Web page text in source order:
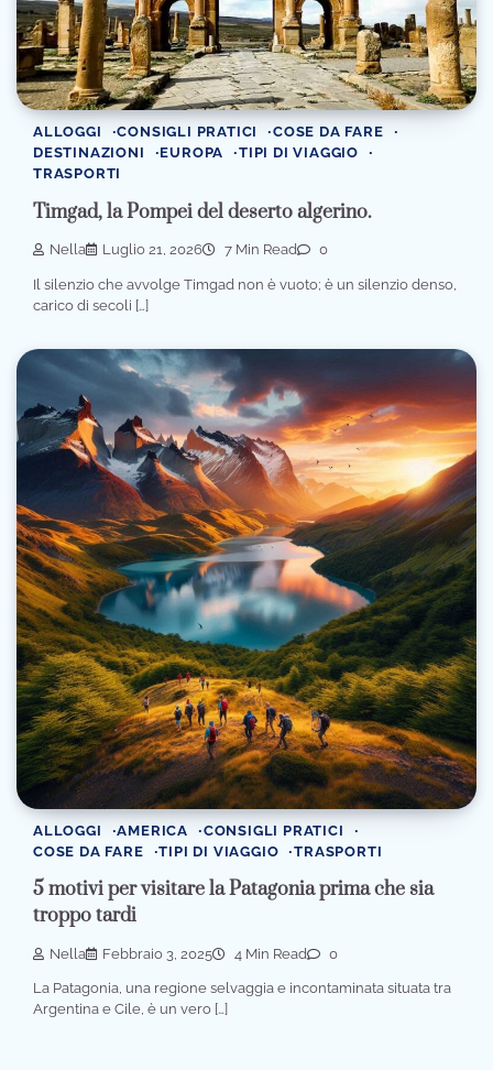
ALLOGGI CONSIGLI PRATICI
COSE DA FARE
DESTINAZIONI
EUROPA
TIPI DI VIAGGIO
TRASPORTI
Timgad, la Pompei del deserto algerino.
Nella Luglio 21, 2026 7 Min Read 0
Il silenzio che avvolge Timgad non è vuoto; è un silenzio denso,
carico di secoli […]
ALLOGGI AMERICA
CONSIGLI PRATICI
COSE DA FARE
TIPI DI VIAGGIO TRASPORTI
5 motivi per visitare la Patagonia prima che sia
troppo tardi
Nella Febbraio 3, 2025 4 Min Read 0
La Patagonia, una regione selvaggia e incontaminata situata tra
Argentina e Cile, è un vero […]